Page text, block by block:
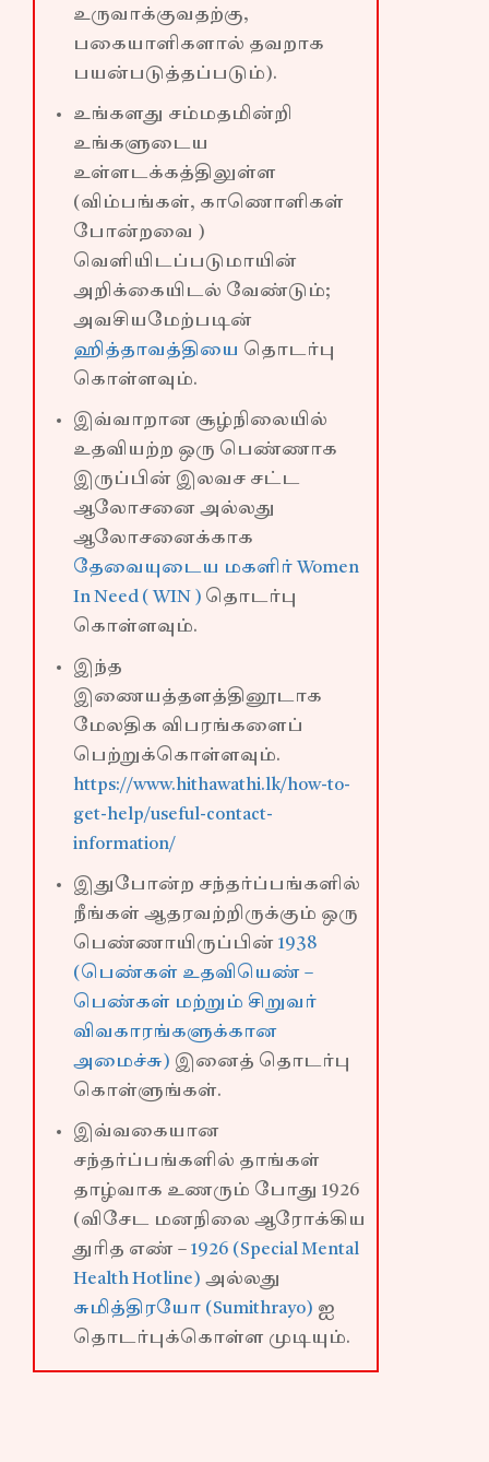
உருவாக்குவதற்கு,
பகையாளிகளால் தவறாக
பயன்படுத்தப்படும்).
உங்களது சம்மதமின்றி
உங்களுடைய
உள்ளடக்கத்திலுள்ள
(விம்பங்கள், காணொளிகள்
போன்றவை )
வெளியிடப்படுமாயின்
அறிக்கையிடல் வேண்டும்;
அவசியமேற்படின்
ஹித்தாவத்தியை தொடர்பு
கொள்ளவும்.
இவ்வாறான சூழ்நிலையில்
உதவியற்ற ஒரு பெண்ணாக
இருப்பின் இலவச சட்ட
ஆலோசனை அல்லது
ஆலோசனைக்காக
தேவையுடைய மகளிர் Women
In Need ( WIN ) தொடர்பு
கொள்ளவும்.
இந்த
இணையத்தளத்தினூடாக
மேலதிக விபரங்களைப்
பெற்றுக்கொள்ளவும்.
https://www.hithawathi.lk/how-to-
get-help/useful-contact-
information/
இதுபோன்ற சந்தர்ப்பங்களில்
நீங்கள் ஆதரவற்றிருக்கும் ஒரு
பெண்ணாயிருப்பின் 1938
(பெண்கள் உதவியெண் –
பெண்கள் மற்றும் சிறுவர்
விவகாரங்களுக்கான
அமைச்சு) இனைத் தொடர்பு
கொள்ளுங்கள்.
இவ்வகையான
சந்தர்ப்பங்களில் தாங்கள்
தாழ்வாக உணரும் போது 1926
(விசேட மனநிலை ஆரோக்கிய
துரித எண் – 1926 (Special Mental
Health Hotline) அல்லது
சுமித்திரயோ (Sumithrayo) ஐ
தொடர்புக்கொள்ள முடியும்.